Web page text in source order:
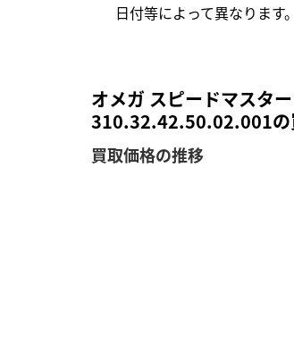
日付等によって異なります
オメガ スピードマスタ
310.32.42.50.02.001の
買取価格の推移